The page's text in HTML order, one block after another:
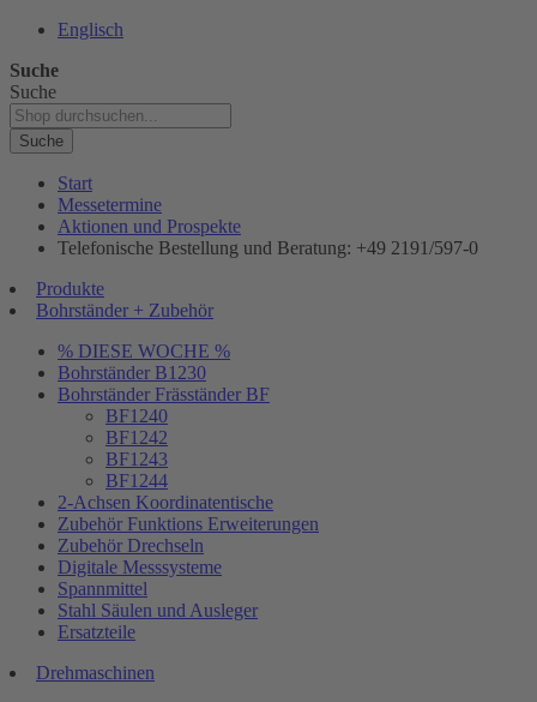
Englisch
Suche
Suche
Suche
Start
Messetermine
Aktionen und Prospekte
Telefonische Bestellung und Beratung: +49 2191/597-0
Produkte
Bohrständer + Zubehör
% DIESE WOCHE %
Bohrständer B1230
Bohrständer Fräsständer BF
BF1240
BF1242
BF1243
BF1244
2-Achsen Koordinatentische
Zubehör Funktions Erweiterungen
Zubehör Drechseln
Digitale Messsysteme
Spannmittel
Stahl Säulen und Ausleger
Ersatzteile
Drehmaschinen